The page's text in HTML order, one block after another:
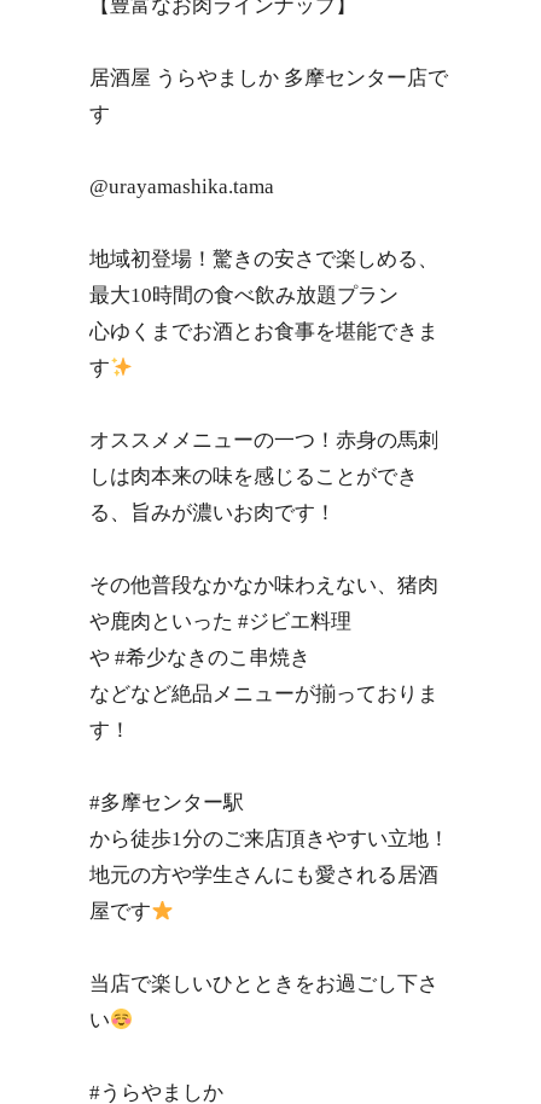
【豊富なお肉ラインナップ】
居酒屋 うらやましか 多摩センター店で
す
@urayamashika.tama
地域初登場！驚きの安さで楽しめる、
最大10時間の食べ飲み放題プラン
心ゆくまでお酒とお食事を堪能できま
す
オススメメニューの一つ！赤身の馬刺
しは肉本来の味を感じることができ
る、旨みが濃いお肉です！
その他普段なかなか味わえない、猪肉
や鹿肉といった #ジビエ料理
や #希少なきのこ串焼き
などなど絶品メニューが揃っておりま
す！
#多摩センター駅
から徒歩1分のご来店頂きやすい立地！
地元の方や学生さんにも愛される居酒
屋です
当店で楽しいひとときをお過ごし下さ
い
#うらやましか